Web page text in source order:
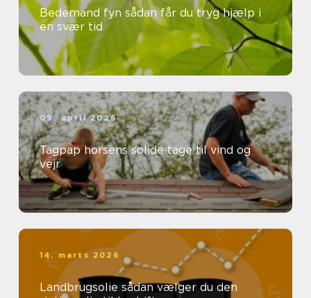
Bedemand fyn sådan får du tryg hjælp i
en svær tid
09. april 2026
Tagpap horsens solide tage til vind og
vejr
14. marts 2026
Landbrugsolie sådan vælger du den